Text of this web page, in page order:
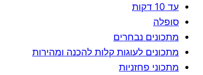
עד 10 דקות
סופלה
מתכונים נבחרים
מתכונים לעוגות קלות להכנה ומהירות
מתכוני פחזניות